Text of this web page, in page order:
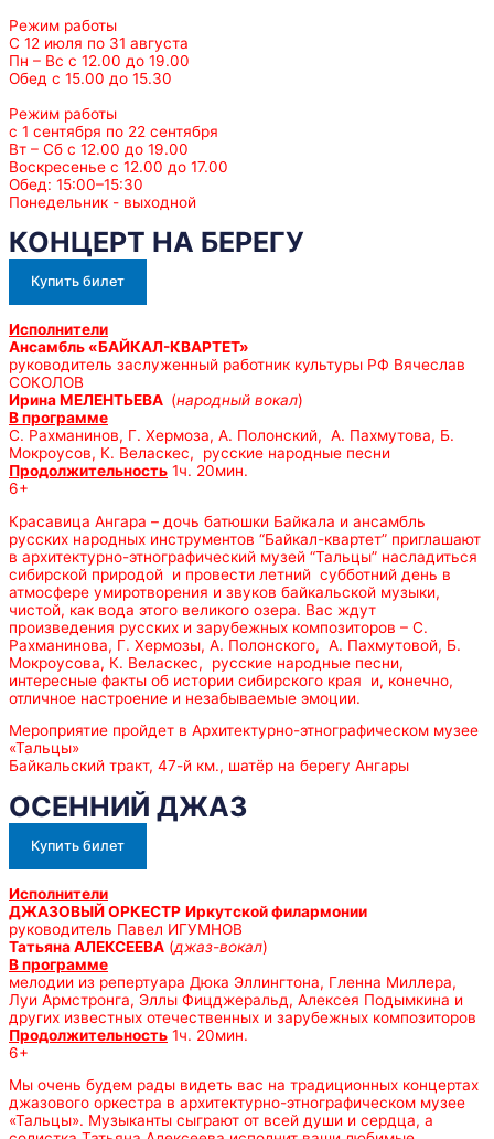
Режим работы
С 12 июля по 31 августа
Пн – Вс с 12.00 до 19.00
Обед с 15.00 до 15.30
Режим работы
с 1 сентября по 22 сентября
Вт – Сб с 12.00 до 19.00
Воскресенье с 12.00 до 17.00
Обед: 15:00–15:30
Понедельник - выходной
КОНЦЕРТ НА БЕРЕГУ
Купить билет
Исполнители
Ансамбль «БАЙКАЛ-КВАРТЕТ»
руководитель заслуженный работник культуры РФ Вячеслав
СОКОЛОВ
Ирина МЕЛЕНТЬЕВА (народный вокал)
В программе
С. Рахманинов, Г. Хермоза, А. Полонский, А. Пахмутова, Б.
Мокроусов, К. Веласкес, русские народные песни
Продолжительность 1ч. 20мин.
6+
Красавица Ангара – дочь батюшки Байкала и ансамбль
русских народных инструментов “Байкал-квартет” приглашают
в архитектурно-этнографический музей “Тальцы” насладиться
сибирской природой и провести летний субботний день в
атмосфере умиротворения и звуков байкальской музыки,
чистой, как вода этого великого озера. Вас ждут
произведения русских и зарубежных композиторов – С.
Рахманинова, Г. Хермозы, А. Полонского, А. Пахмутовой, Б.
Мокроусова, К. Веласкес, русские народные песни,
интересные факты об истории сибирского края и, конечно,
отличное настроение и незабываемые эмоции.
Мероприятие пройдет в Архитектурно-этнографическом музее
«Тальцы»
Байкальский тракт, 47-й км., шатёр на берегу Ангары
ОСЕННИЙ ДЖАЗ
Купить билет
Исполнители
ДЖАЗОВЫЙ ОРКЕСТР Иркутской филармонии
руководитель Павел ИГУМНОВ
Татьяна АЛЕКСЕЕВА (джаз-вокал)
В программе
мелодии из репертуара Дюка Эллингтона, Гленна Миллера,
Луи Армстронга, Эллы Фицджеральд, Алексея Подымкина и
других известных отечественных и зарубежных композиторов
Продолжительность 1ч. 20мин.
6+
Мы очень будем рады видеть вас на традиционных концертах
джазового оркестра в архитектурно-этнографическом музее
«Тальцы». Музыканты сыграют от всей души и сердца, а